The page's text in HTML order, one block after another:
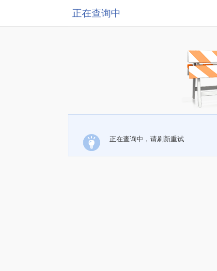
正在查询中
正在查询中，请刷新重试